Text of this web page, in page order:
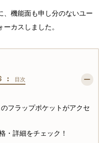
、機能面も申し分のないユー
カスしました。
: 目次
フラップポケットがアクセ
・詳細をチェック！